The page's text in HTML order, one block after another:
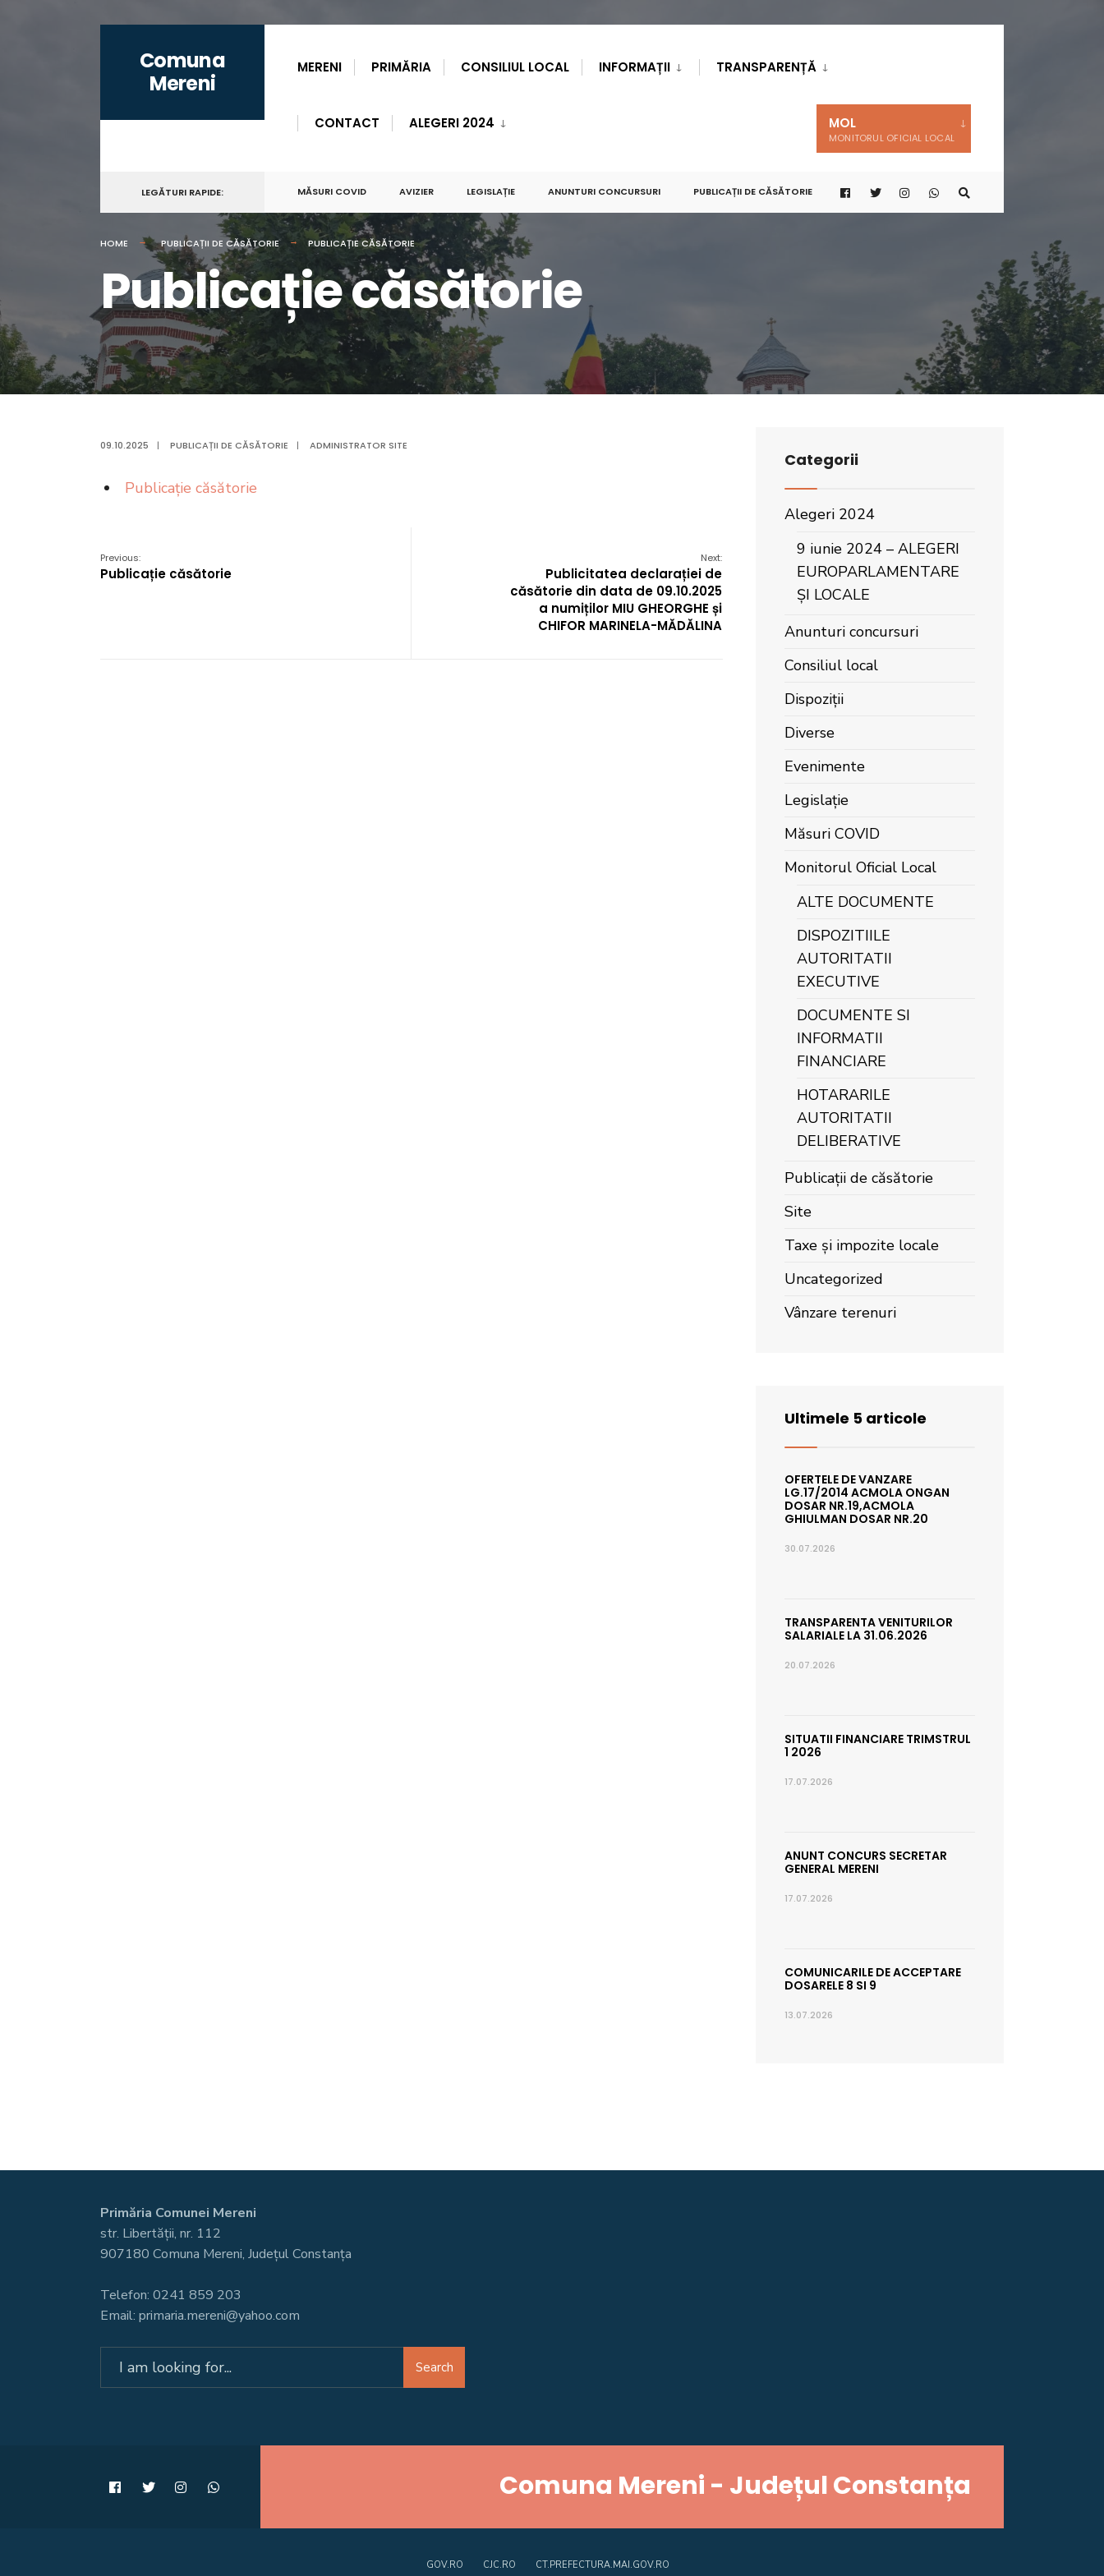
content
Comuna
Mereni
MERENI PRIMĂRIA CONSILIUL LOCAL INFORMAȚII TRANSPARENȚĂ
MOL
MONITORUL OFICIAL LOCAL
CONTACT ALEGERI 2024
LEGĂTURI RAPIDE: MĂSURI COVID AVIZIER LEGISLAȚIE ANUNTURI CONCURSURI PUBLICAȚII DE CĂSĂTORIE
HOME PUBLICAȚII DE CĂSĂTORIE PUBLICAȚIE CĂSĂTORIE
Publicație căsătorie
09.10.2025 | PUBLICAȚII DE CĂSĂTORIE | ADMINISTRATOR SITE
Publicație căsătorie
Previous:
Publicație căsătorie
Next:
Publicitatea declarației de
căsătorie din data de 09.10.2025
a numiților MIU GHEORGHE și
CHIFOR MARINELA-MĂDĂLINA
Categorii
Alegeri 2024
9 iunie 2024 – ALEGERI
EUROPARLAMENTARE
ȘI LOCALE
Anunturi concursuri
Consiliul local
Dispoziții
Diverse
Evenimente
Legislație
Măsuri COVID
Monitorul Oficial Local
ALTE DOCUMENTE
DISPOZITIILE
AUTORITATII
EXECUTIVE
DOCUMENTE SI
INFORMATII
FINANCIARE
HOTARARILE
AUTORITATII
DELIBERATIVE
Publicații de căsătorie
Site
Taxe și impozite locale
Uncategorized
Vânzare terenuri
Ultimele 5 articole
OFERTELE DE VANZARE
LG.17/2014 ACMOLA ONGAN
DOSAR NR.19,ACMOLA
GHIULMAN DOSAR NR.20
30.07.2026
TRANSPARENTA VENITURILOR
SALARIALE LA 31.06.2026
20.07.2026
SITUATII FINANCIARE TRIMSTRUL
1 2026
17.07.2026
ANUNT CONCURS SECRETAR
GENERAL MERENI
17.07.2026
COMUNICARILE DE ACCEPTARE
DOSARELE 8 SI 9
13.07.2026
Primăria Comunei Mereni
str. Libertății, nr. 112
907180 Comuna Mereni, Județul Constanța
Telefon: 0241 859 203
Email: primaria.mereni@yahoo.com
Search
Comuna Mereni - Județul Constanța
GOV.RO CJC.RO CT.PREFECTURA.MAI.GOV.RO